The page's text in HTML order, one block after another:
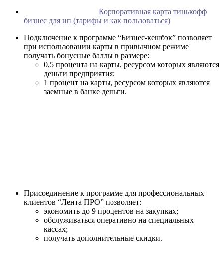
Корпоративная карта тинькофф
бизнес для ип (тарифы и как пользоваться)
Подключение к программе “Бизнес-кешбэк” позволяет
при использовании карты в привычном режиме
получать бонусные баллы в размере:
0,5 процента на карты, ресурсом которых являются
деньги предприятия;
1 процент на карты, ресурсом которых являются
заемные в банке деньги.
Присоединение к программе для профессиональных
клиентов “Лента ПРО” позволяет:
экономить до 9 процентов на закупках;
обслуживаться оперативно на специальных
кассах;
получать дополнительные скидки.